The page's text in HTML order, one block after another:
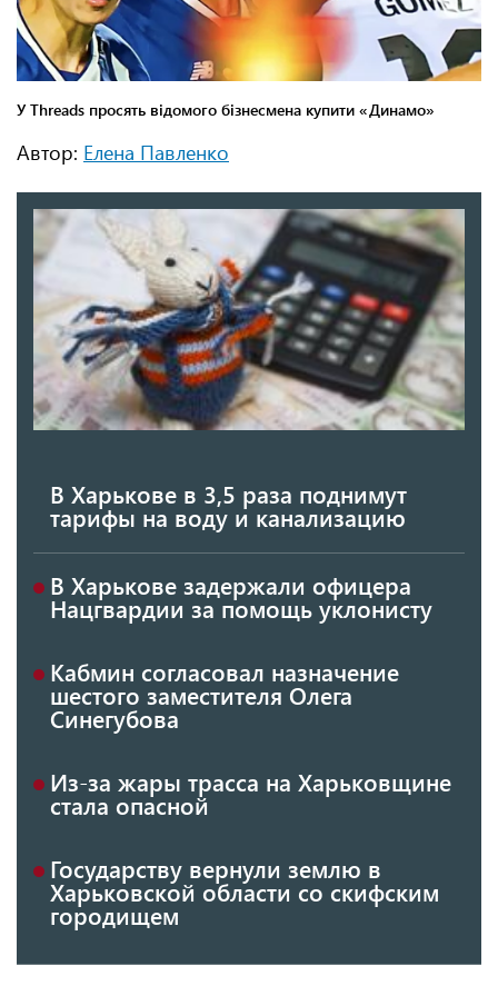
Автор: Елена Павленко
В Харькове в 3,5 раза поднимут
тарифы на воду и канализацию
В Харькове задержали офицера
Нацгвардии за помощь уклонисту
Кабмин согласовал назначение
шестого заместителя Олега
Синегубова
Из-за жары трасса на Харьковщине
стала опасной
Государству вернули землю в
Харьковской области со скифским
городищем